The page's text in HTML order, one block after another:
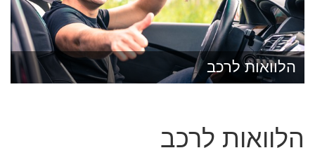
הלוואות לרכב
הלוואות לרכב